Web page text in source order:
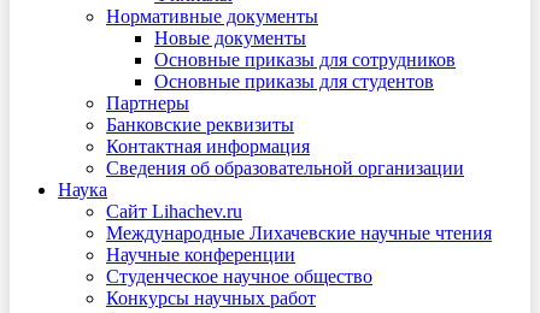
Нормативные документы
Новые документы
Основные приказы для сотрудников
Основные приказы для студентов
Партнеры
Банковские реквизиты
Контактная информация
Сведения об образовательной организации
Наука
Сайт Lihachev.ru
Международные Лихачевские научные чтения
Научные конференции
Студенческое научное общество
Конкурсы научных работ